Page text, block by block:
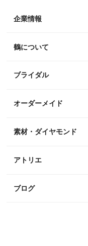
企業情報
鶴について
ブライダル
オーダーメイド
素材・ダイヤモンド
アトリエ
ブログ